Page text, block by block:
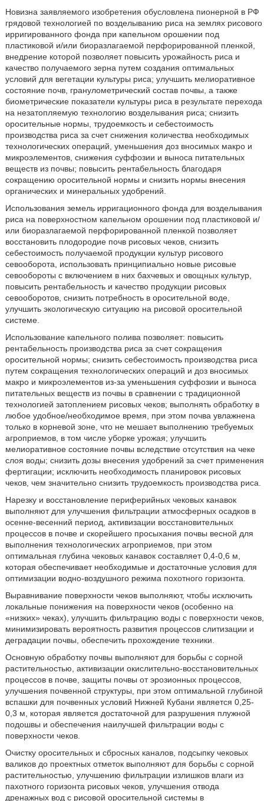
Новизна заявляемого изобретения обусловлена пионерной в РФ
грядовой технологией по возделыванию риса на землях рисового
ирригированного фонда при капельном орошении под
пластиковой и/или биоразлагаемой перфорированной пленкой,
внедрение которой позволяет повысить урожайность риса и
качество получаемого зерна путем создания оптимальных
условий для вегетации культуры риса; улучшить мелиоративное
состояние почв, гранулометрический состав почвы, а также
биометрические показатели культуры риса в результате перехода
на незатопляемую технологию возделывания риса; снизить
оросительные нормы, трудоемкость и себестоимость
производства риса за счет снижения количества необходимых
технологических операций, уменьшения доз вносимых макро и
микроэлементов, снижения суффозии и выноса питательных
веществ из почвы; повысить рентабельность благодаря
сокращению оросительной нормы и снизить нормы внесения
органических и минеральных удобрений.
Использования земель ирригационного фонда для возделывания
риса на поверхностном капельном орошении под пластиковой и/
или биоразлагаемой перфорированной пленкой позволяет
восстановить плодородие почв рисовых чеков, снизить
себестоимость получаемой продукции культур рисового
севооборота, использовать принципиально новые рисовые
севообороты с включением в них бахчевых и овощных культур,
повысить рентабельность и качество продукции рисовых
севооборотов, снизить потребность в оросительной воде,
улучшить экологическую ситуацию на рисовой оросительной
системе.
Использование капельного полива позволяет: повысить
рентабельность производства риса за счет сокращения
оросительной нормы; снизить себестоимость производства риса
путем сокращения технологических операций и доз вносимых
макро и микроэлементов из-за уменьшения суффозии и выноса
питательных веществ из почвы в сравнении с традиционной
технологией затоплением рисовых чеков; выполнять обработку в
любое удобное/необходимое время, при этом почва увлажнена
только в корневой зоне, что не мешает выполнению требуемых
агроприемов, в том числе уборке урожая; улучшить
мелиоративное состояние почвы вследствие отсутствия на чеке
слоя воды; снизить дозы внесения удобрений за счет применения
фертигации; исключить необходимость планировок рисовых
чеков, чем значительно снизить трудоемкость производства риса.
Нарезку и восстановление периферийных чековых канавок
выполняют для улучшения фильтрации атмосферных осадков в
осенне-весенний период, активизации восстановительных
процессов в почве и скорейшего просыхания почвы весной для
выполнения технологических агроприемов, при этом
оптимальная глубина чековых канавок составляет 0,4-0,6 м,
которая обеспечивает необходимые и достаточные условия для
оптимизации водно-воздушного режима похотного горизонта.
Выравнивание поверхности чеков выполняют, чтобы исключить
локальные понижения на поверхности чеков (особенно на
«низких» чеках), улучшить фильтрацию воды с поверхности чеков,
минимизировать вероятность развития процессов слитизации и
деградации почвы, обеспечить прохождение техники.
Основную обработку почвы выполняют для борьбы с сорной
растительностью, активизации окислительно-восстановительных
процессов в почве, защиты почвы от эрозионных процессов,
улучшения почвенной структуры, при этом оптимальной глубиной
вспашки для почвенных условий Нижней Кубани является 0,25-
0,3 м, которая является достаточной для разрушения плужной
подошвы и обеспечения наилучшей фильтрации воды с
поверхности чеков.
Очистку оросительных и сбросных каналов, подсыпку чековых
валиков до проектных отметок выполняют для борьбы с сорной
растительностью, улучшению фильтрации излишков влаги из
пахотного горизонта рисовых чеков, улучшения отвода
дренажных вод с рисовой оросительной системы в